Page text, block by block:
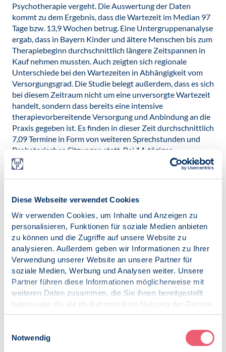
Diese Webseite verwendet Cookies
Wir verwenden Cookies, um Inhalte und Anzeigen zu
personalisieren, Funktionen für soziale Medien anbieten
zu können und die Zugriffe auf unsere Website zu
analysieren. Außerdem geben wir Informationen zu Ihrer
Verwendung unserer Website an unsere Partner für
soziale Medien, Werbung und Analysen weiter. Unsere
Partner führen diese Informationen möglicherweise mit
weiteren Daten zusammen, die Sie ihnen bereitgestellt
haben oder die sie im Rahmen Ihrer Nutzung der Dienste
gesammelt haben.
Notwendig
Psychotherapie vergeht. Die Auswertung der Daten
kommt zu dem Ergebnis, dass die Wartezeit im Median 97
Tage bzw. 13,9 Wochen betrug. Eine Untergruppenanalyse
ergab, dass in Bayern Kinder und ältere Menschen bis zum
Therapiebeginn durchschnittlich längere Zeitspannen in
Kauf nehmen mussten. Auch zeigten sich regionale
Unterschiede bei den Wartezeiten in Abhängigkeit vom
Versorgungsgrad. Die Studie belegt außerdem, dass es sich
bei diesem Zeitraum nicht um eine unversorgte Wartezeit
handelt, sondern dass bereits eine intensive
therapievorbereitende Versorgung und Anbindung an die
Praxis gegeben ist. Es finden in dieser Zeit durchschnittlich
7,09 Termine in Form von weiteren Sprechstunden und
Probatorischen Sitzungen statt. Bei 14-tägiger
Terminierung können damit 16 Wochen überbrückt
werden.
differenziert und regional nachgesteuert werden sollte
(vgl. BPtK, 2023).
Das Zentralinstitut für die Kassenärztliche Versorgung
(Zi) bestätigt außerdem in einer aktuellen Studie, dass
Termine über die 116 117 auch in psychotherapeutische
Praxen innerhalb von wenigen Tagen vermittelt werden.
Gesetzliche Vorgabe ist die Vermittlung von Terminen für
Psychotherapeutische Sprechstunden innerhalb von vier
Wochen. Allerdings ist eine Psychotherapeutische
Sprechstunde nur eine erste Abklärung und Information,
ersetzt.